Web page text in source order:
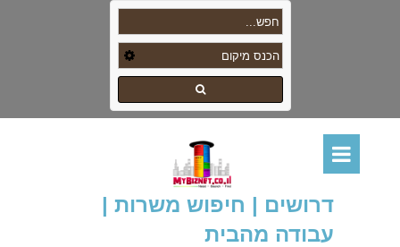
דרושים | חיפוש משרות |
עבודה מהבית